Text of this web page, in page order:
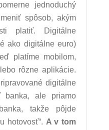
jednoduchý
spôsob, akým
platiť. Digitálne
ako digitálne euro)
platíme mobilom,
rôzne aplikácie.
digitálne
banka, ale priamo
takže pôjde
hotovosť“. A v tom